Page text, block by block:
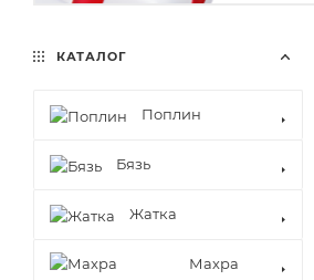
КАТАЛОГ
Поплин
Бязь
Жатка
Махра